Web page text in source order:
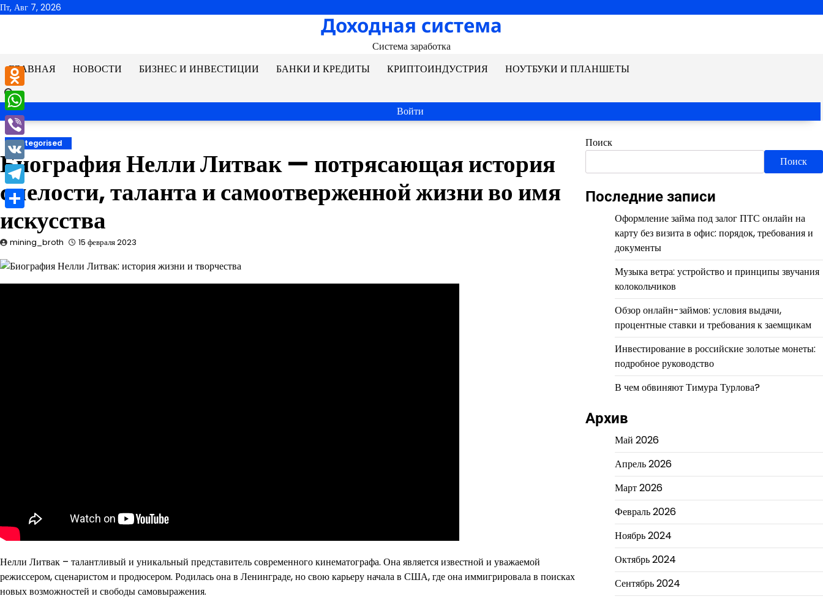
Перейти
Пт, Авг 7, 2026
Доходная система
Система заработка
ГЛАВНАЯ
НОВОСТИ БИЗНЕС И ИНВЕСТИЦИИ БАНКИ И КРЕДИТЫ КРИПТОИНДУСТРИЯ НОУТБУКИ И ПЛАНШЕТЫ
Войти
Uncategorised
Биография Нелли Литвак — потрясающая история
смелости, таланта и самоотверженной жизни во имя
искусства
mining_broth 15 февраля 2023
Нелли Литвак – талантливый и уникальный представитель современного кинематографа. Она является известной и уважаемой
режиссером, сценаристом и продюсером. Родилась она в Ленинграде, но свою карьеру начала в США, где она иммигрировала в поисках
новых возможностей и свободы самовыражения.
Поиск
Поиск
Последние записи
Оформление займа под залог ПТС онлайн на
карту без визита в офис: порядок, требования и
документы
Музыка ветра: устройство и принципы звучания
колокольчиков
Обзор онлайн-займов: условия выдачи,
процентные ставки и требования к заемщикам
Инвестирование в российские золотые монеты:
подробное руководство
В чем обвиняют Тимура Турлова?
Архив
Май 2026
Апрель 2026
Март 2026
Февраль 2026
Ноябрь 2024
Октябрь 2024
Сентябрь 2024
Odnoklassniki
WhatsApp
Viber
VK
Telegram
Отправить